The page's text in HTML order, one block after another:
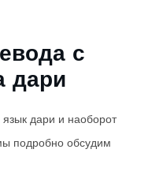
с
дари
дари и наоборот
подробно обсудим